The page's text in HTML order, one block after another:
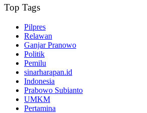
Top Tags
Pilpres
Relawan
Ganjar Pranowo
Politik
Pemilu
sinarharapan.id
Indonesia
Prabowo Subianto
UMKM
Pertamina